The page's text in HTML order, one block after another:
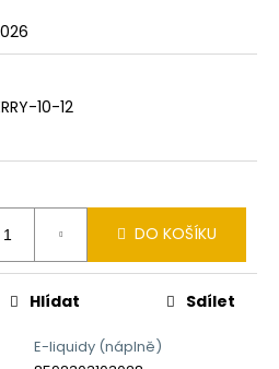
10-12
DO KOŠÍKU
E-liquidy (náplně)
Hlídat Sdílet